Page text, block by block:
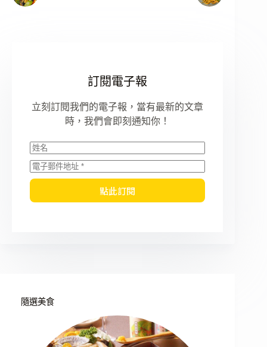
訂閱電子報
立刻訂閱我們的電子報，當有最新的文章
時，我們會即刻通知你！
點此訂閱
隨選美食